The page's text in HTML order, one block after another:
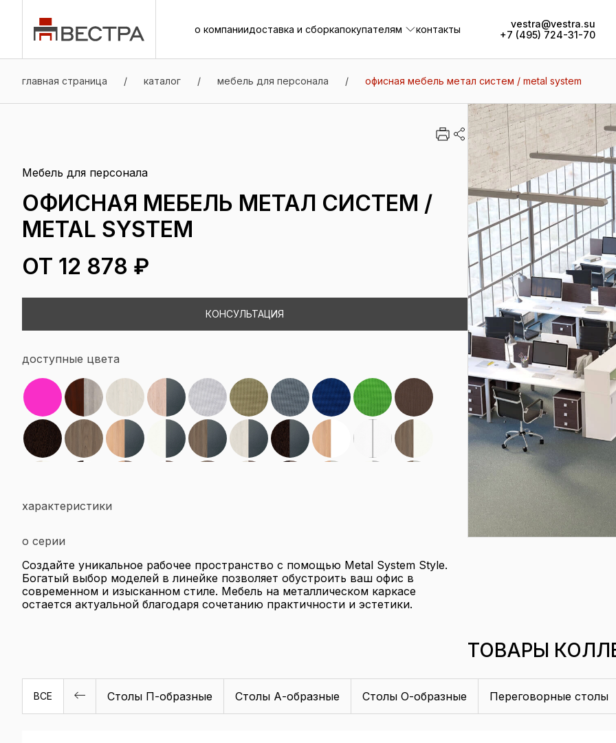
о компаниидоставка и сборкапокупателям
контакты
vestra@vestra.su
+7 (495) 724-31-70
главная страница / каталог / мебель для персонала / офисная мебель метал систем / metal system
Мебель для персонала
ОФИСНАЯ МЕБЕЛЬ МЕТАЛ СИСТЕМ /
METAL SYSTEM
ОТ 12 878 ₽
КОНСУЛЬТАЦИЯ
доступные цвета
характеристики
о серии
Создайте уникальное рабочее пространство с помощью Metal System Style.
Богатый выбор моделей в линейке позволяет обустроить ваш офис в
современном и изысканном стиле. Мебель на металлическом каркасе
остается актуальной благодаря сочетанию практичности и эстетики.
ТОВАРЫ
ВСЕ Столы П-образные Столы А-образные Столы О-образные Переговорные столы